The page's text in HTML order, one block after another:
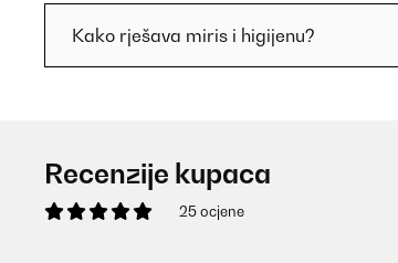
Kako rješava miris i higijenu?
Recenzije kupaca
25 ocjene